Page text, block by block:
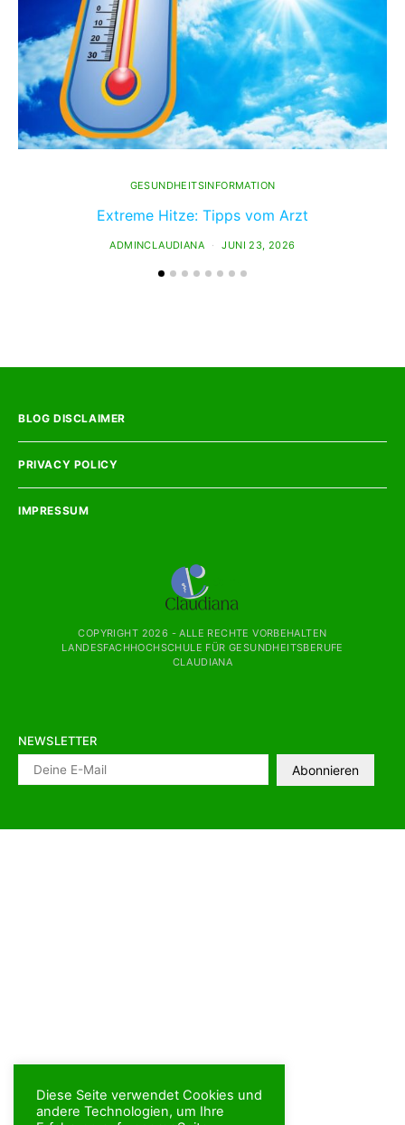
GESUNDHEITSINFORMATION
Extreme Hitze: Tipps vom Arzt
ADMINCLAUDIANA JUNI 23, 2026
BLOG DISCLAIMER
PRIVACY POLICY
IMPRESSUM
COPYRIGHT 2026 - ALLE RECHTE VORBEHALTEN
LANDESFACHHOCHSCHULE FÜR GESUNDHEITSBERUFE
CLAUDIANA
NEWSLETTER
Diese Seite verwendet Cookies und
andere Technologien, um Ihre